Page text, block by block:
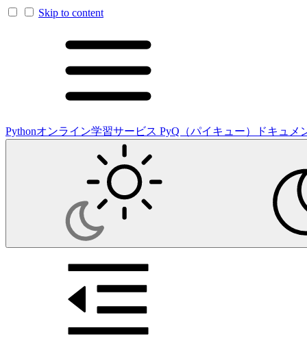
Skip to content
Pythonオンライン学習サービス PyQ（パイキュー）ドキュメ